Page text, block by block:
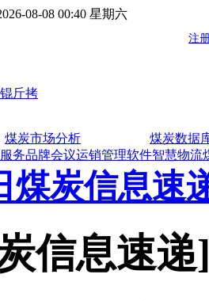
08-08 00:40 星期六
煤炭市场分析
煤炭数据
务品牌会议运销管理软件智慧物流
煤炭信息速
信息速